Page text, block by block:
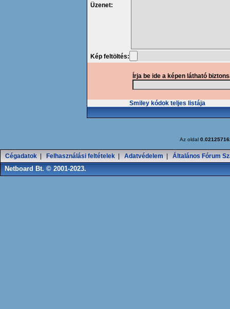
Üzenet:
Kép feltöltés:
Írja be ide a képen látható
Smiley kódok teljes listája
Az oldal
Cégadatok Felhasználási feltételek Adatvédelem Általános Fórum
Netboard Bt. © 2001-2023.